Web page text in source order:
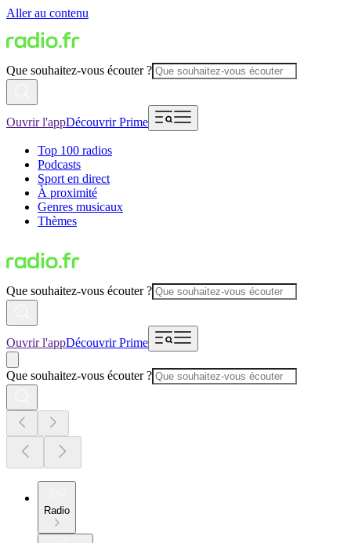
Aller au contenu
Que souhaitez-vous écouter ?
Ouvrir l'appDécouvrir Prime
Top 100 radios
Podcasts
Sport en direct
À proximité
Genres musicaux
Thèmes
Que souhaitez-vous écouter ?
Ouvrir l'appDécouvrir Prime
Que souhaitez-vous écouter ?
Radio